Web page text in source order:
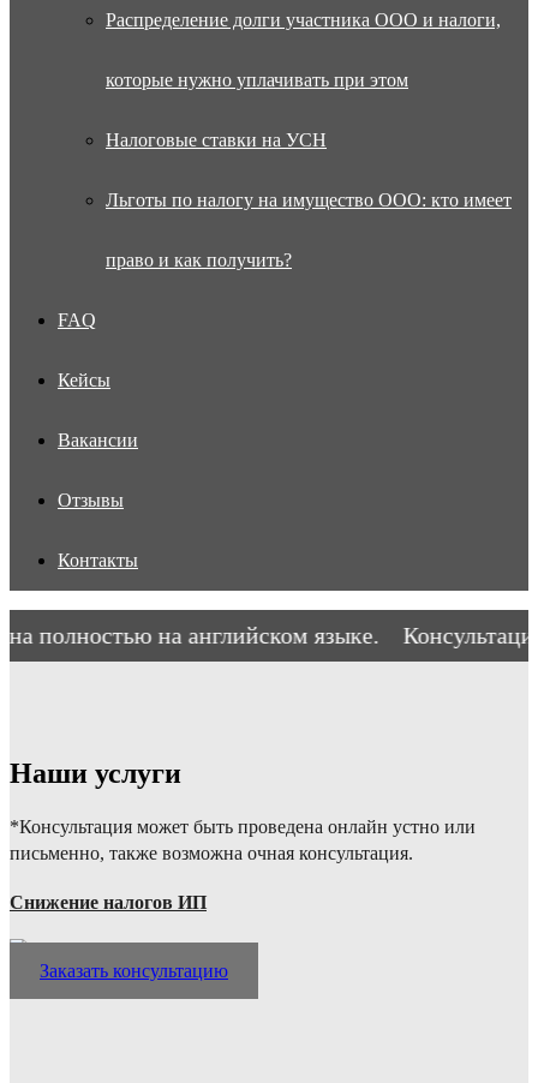
Распределение долги участника ООО и налоги,
которые нужно уплачивать при этом
Налоговые ставки на УСН
Льготы по налогу на имущество ООО: кто имеет
право и как получить?
FAQ
Кейсы
Вакансии
Отзывы
Контакты
полностью на английском языке.
Наши услуги
*Консультация может быть проведена онлайн устно или
письменно, также возможна очная консультация.
Снижение налогов ИП
Заказать консультацию